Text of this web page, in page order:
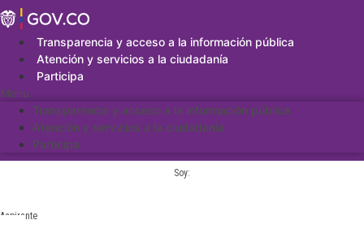
Saltar
al
contenidoTransparencia y acceso a la información pública
Atención y servicios a la ciudadanía
Participa
Menu
Transparencia y acceso a la información pública
Atención y servicios a la ciudadanía
Participa
Soy:
Aspirante